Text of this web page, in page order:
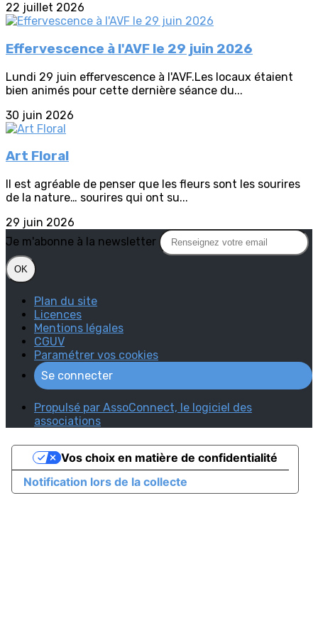
22 juillet 2026
Effervescence à l'AVF le 29 juin 2026
Lundi 29 juin effervescence à l'AVF.Les locaux étaient
bien animés pour cette dernière séance du...
30 juin 2026
Art Floral
Il est agréable de penser que les fleurs sont les sourires
de la nature… sourires qui ont su...
29 juin 2026
Je m'abonne à la newsletter
OK
Plan du site
Licences
Mentions légales
CGUV
Paramétrer vos cookies
Se connecter
Propulsé par AssoConnect, le logiciel des
associations
Notification lors de la collecte
Vos choix en matière de confidentialité